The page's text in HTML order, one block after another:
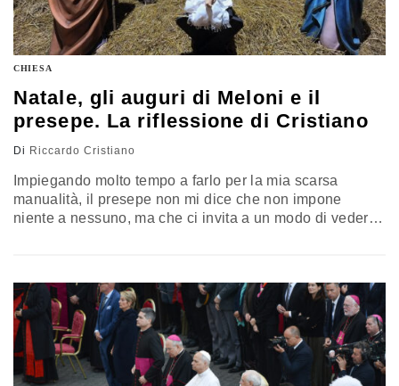
CHIESA
Natale, gli auguri di Meloni e il
presepe. La riflessione di Cristiano
Di Riccardo Cristiano
Impiegando molto tempo a farlo per la mia scarsa
manualità, il presepe non mi dice che non impone
niente a nessuno, ma che ci invita a un modo di vedere
mangiatoia. L’opinione di Riccardo Cristiano